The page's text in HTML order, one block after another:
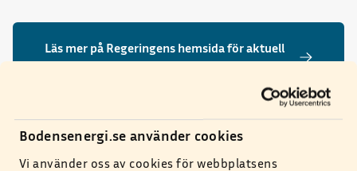
Bodensenergi.se använder cookies
Vi använder oss av cookies för webbplatsens
Läs mer på Regeringens hemsida för aktuell